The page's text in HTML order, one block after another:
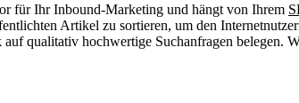
für Ihr Inbound-Marketing und hängt von Ihrem
Artikel zu sortieren, um den
qualitativ hochwertige Suchanfragen belegen.